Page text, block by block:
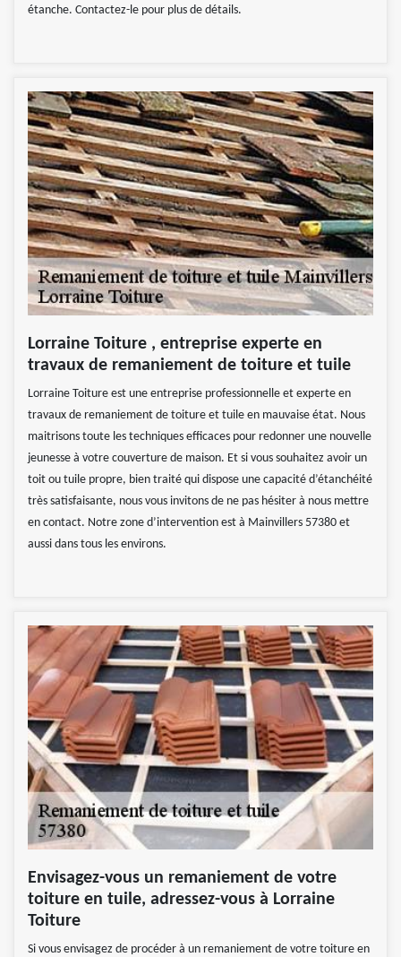
étanche. Contactez-le pour plus de détails.
Lorraine Toiture , entreprise experte en
travaux de remaniement de toiture et tuile
Lorraine Toiture est une entreprise professionnelle et experte en
travaux de remaniement de toiture et tuile en mauvaise état. Nous
maitrisons toute les techniques efficaces pour redonner une nouvelle
jeunesse à votre couverture de maison. Et si vous souhaitez avoir un
toit ou tuile propre, bien traité qui dispose une capacité d’étanchéité
très satisfaisante, nous vous invitons de ne pas hésiter à nous mettre
en contact. Notre zone d’intervention est à Mainvillers 57380 et
aussi dans tous les environs.
Envisagez-vous un remaniement de votre
toiture en tuile, adressez-vous à Lorraine
Toiture
Si vous envisagez de procéder à un remaniement de votre toiture en